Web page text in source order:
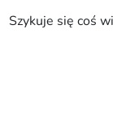
Szykuje się coś